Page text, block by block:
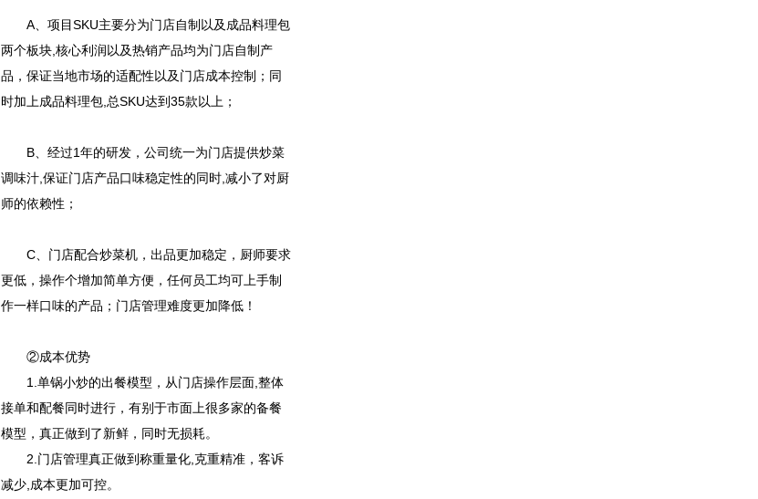
A、项目SKU主要分为门店自制以及成品料理包
两个板块,核心利润以及热销产品均为门店自制产
品，保证当地市场的适配性以及门店成本控制；同
时加上成品料理包,总SKU达到35款以上；
B、经过1年的研发，公司统一为门店提供炒菜
调味汁,保证门店产品口味稳定性的同时,减小了对厨
师的依赖性；
C、门店配合炒菜机，出品更加稳定，厨师要求
更低，操作个增加简单方便，任何员工均可上手制
作一样口味的产品；门店管理难度更加降低！
②成本优势
1.单锅小炒的出餐模型，从门店操作层面,整体
接单和配餐同时进行，有别于市面上很多家的备餐
模型，真正做到了新鲜，同时无损耗。
2.门店管理真正做到称重量化,克重精准，客诉
减少,成本更加可控。